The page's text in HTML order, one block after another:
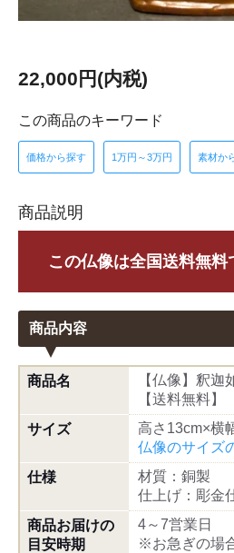
22,000円(内税)
この商品のキーワード
価格から探す 1万円～3万円 素材か
商品説明
この仏像は全国送料無料
商品内容
商品名
【仏像】釈迦
【送料無料】
サイズ
高さ13cm×横
仏像のサイズ
仕様
材質：銅製
仕上げ：彫金
商品お届けの
目安時期
4～7営業日
※お急ぎの場